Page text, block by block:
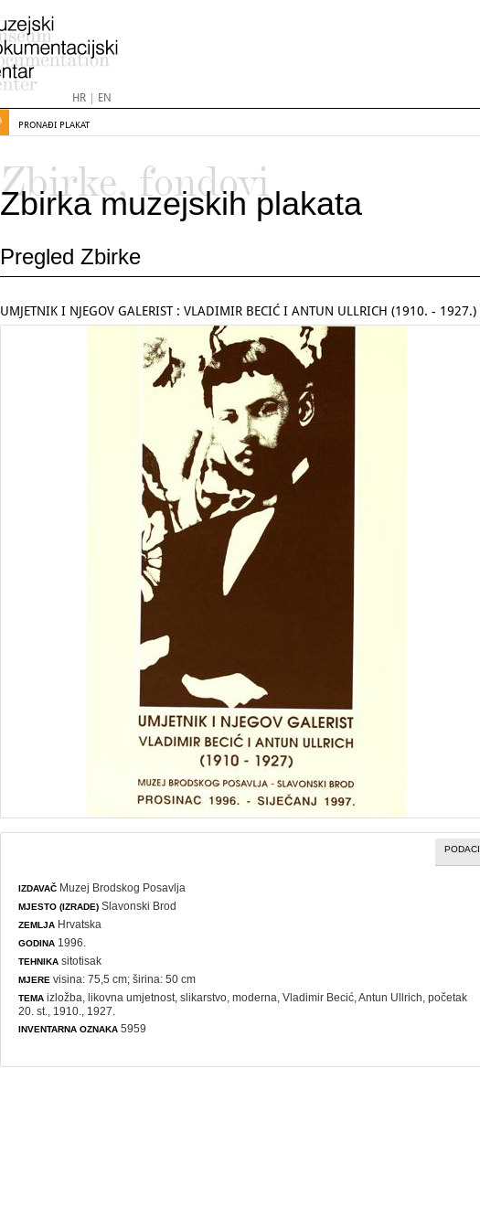
HR| EN
PRONAĐI PLAKAT
Zbirke, fondovi
Zbirka muzejskih plakata
Pregled Zbirke
UMJETNIK I NJEGOV GALERIST : VLADIMIR BECIĆ I ANTUN ULLRICH (1910. - 1927.)
PODACI
IZDAVAČ Muzej Brodskog Posavlja
MJESTO (IZRADE) Slavonski Brod
ZEMLJA Hrvatska
GODINA 1996.
TEHNIKA sitotisak
MJERE visina: 75,5 cm; širina: 50 cm
TEMA izložba ,likovna umjetnost ,slikarstvo ,moderna , Vladimir Becić, Antun Ullrich, početak
20. st., 1910., 1927.
INVENTARNA OZNAKA 5959